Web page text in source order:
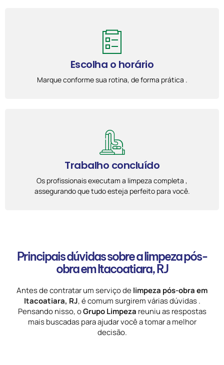
Escolha o horário
Marque conforme sua rotina, de forma prática .
Trabalho concluído
Os profissionais executam a limpeza completa ,
assegurando que tudo esteja perfeito para você.
Principais dúvidas sobre a limpeza pós-
obra em Itacoatiara, RJ
Antes de contratar um serviço delimpeza pós-obra em
Itacoatiara, RJ, é comum surgirem várias dúvidas .
Pensando nisso, oGrupo Limpeza reuniu as respostas
mais buscadas para ajudar você a tomar a melhor
decisão.